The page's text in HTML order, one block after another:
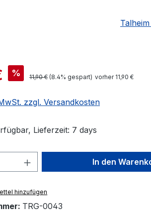
% Regulärer Preis:
11,90 € (8.4% gespart) vorher 11,90 €
zzgl. Versandkosten
Lieferzeit: 7 days
Anzahl: Gib denIn den
hinzufügen
TRG-0043